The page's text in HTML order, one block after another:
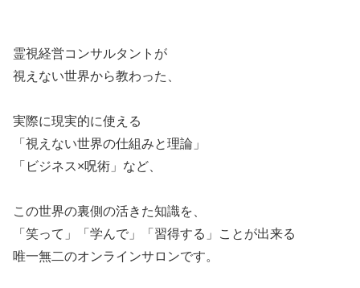
霊視経営コンサルタントが
​視えない世界から教わった、
​実際に現実的に使える
​「視えない世界の仕組みと理論」
​「ビジネス×呪術」など、
​この世界の裏側の活きた知識を、
「笑って」​「学んで」「習得する」ことが出来る
​唯一無二のオンラインサロンです。